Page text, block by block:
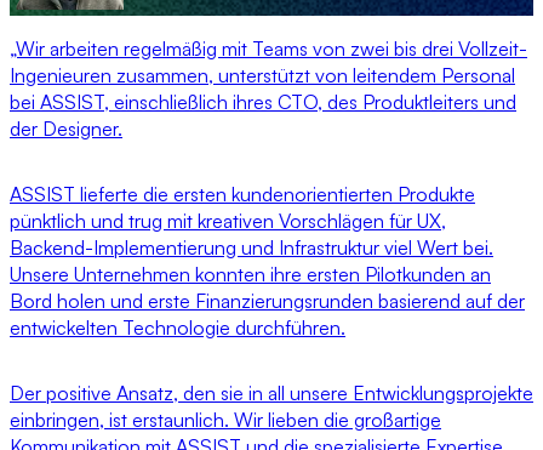
„Wir arbeiten regelmäßig mit Teams von zwei bis drei Vollzeit-
Ingenieuren zusammen, unterstützt von leitendem Personal
bei ASSIST, einschließlich ihres CTO, des Produktleiters und
der Designer.
ASSIST lieferte die ersten kundenorientierten Produkte
pünktlich und trug mit kreativen Vorschlägen für UX,
Backend-Implementierung und Infrastruktur viel Wert bei.
Unsere Unternehmen konnten ihre ersten Pilotkunden an
Bord holen und erste Finanzierungsrunden basierend auf der
entwickelten Technologie durchführen.
Der positive Ansatz, den sie in all unsere Entwicklungsprojekte
einbringen, ist erstaunlich. Wir lieben die großartige